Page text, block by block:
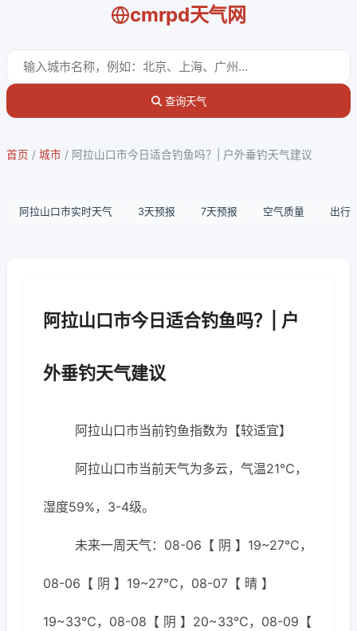
cmrpd天气网
查询天气
首页 / 城市 / 阿拉山口市今日适合钓鱼吗？| 户外垂钓天气建议
阿拉山口市实时天气 3天预报 7天预报 空气质量 出行
阿拉山口市今日适合钓鱼吗？| 户
外垂钓天气建议
阿拉山口市当前钓鱼指数为【较适宜】
阿拉山口市当前天气为多云，气温21℃，
湿度59%，3-4级。
未来一周天气：08-06【 阴 】19~27℃，
08-06【 阴 】19~27℃，08-07【 晴 】
19~33℃，08-08【 阴 】20~33℃，08-09【